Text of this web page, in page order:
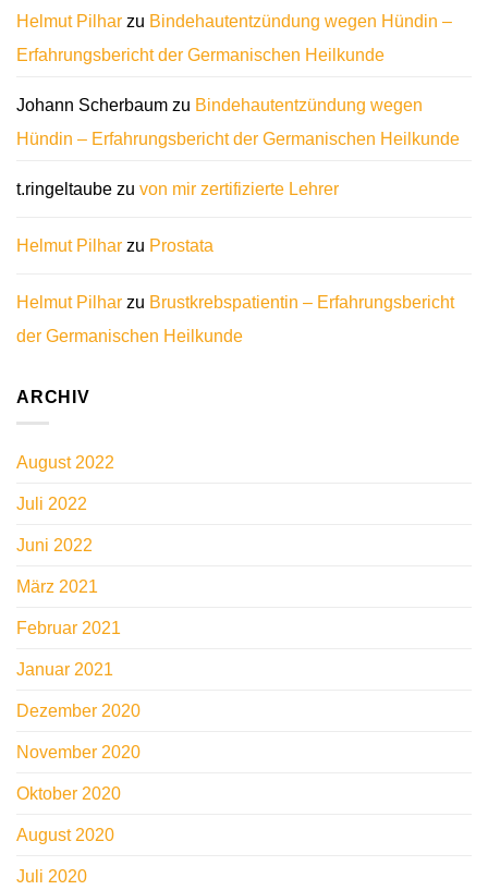
Helmut Pilhar zu Bindehautentzündung wegen Hündin –
Erfahrungsbericht der Germanischen Heilkunde
Johann Scherbaum zu Bindehautentzündung wegen
Hündin – Erfahrungsbericht der Germanischen Heilkunde
t.ringeltaube zu von mir zertifizierte Lehrer
Helmut Pilhar zu Prostata
Helmut Pilhar zu Brustkrebspatientin – Erfahrungsbericht
der Germanischen Heilkunde
ARCHIV
August 2022
Juli 2022
Juni 2022
März 2021
Februar 2021
Januar 2021
Dezember 2020
November 2020
Oktober 2020
August 2020
Juli 2020